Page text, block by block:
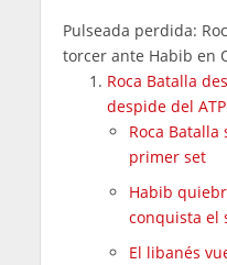
Pulseada perdida:
torcer ante Habib en
Roca Batalla
despide del
Roca
primer set
Habib
conquista el
El libanés